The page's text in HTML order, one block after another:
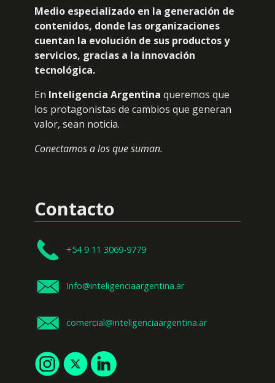
Medio especializado en la generación de
contenidos, donde las organizaciones
cuentan la evolución de sus productos y
servicios, gracias a la innovación
tecnológica.
En Inteligencia Argentina queremos que
los protagonistas de cambios que generan
valor, sean noticia.
Conectamos a los que suman.
Contacto
+54 9 11 3069-9779
Info@inteligenciaargentina.ar
comercial@inteligenciaargentina.ar